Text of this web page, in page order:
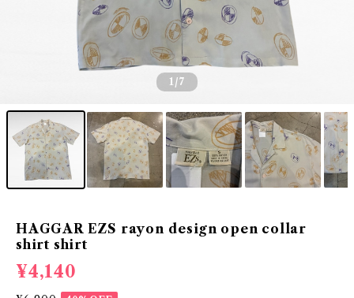
1 /7
HAGGAR EZS rayon design open collar
shirt shirt
¥4,140